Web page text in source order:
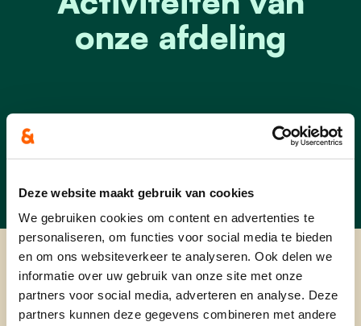
Deze website maakt gebruik van cookies
We gebruiken cookies om content en advertenties te
personaliseren, om functies voor social media te bieden
en om ons websiteverkeer te analyseren. Ook delen we
informatie over uw gebruik van onze site met onze
partners voor social media, adverteren en analyse. Deze
partners kunnen deze gegevens combineren met andere
onze afdeling
Er zijn geen evenementen gepland
in de nabije toekomst.
cd&v Kortrijk